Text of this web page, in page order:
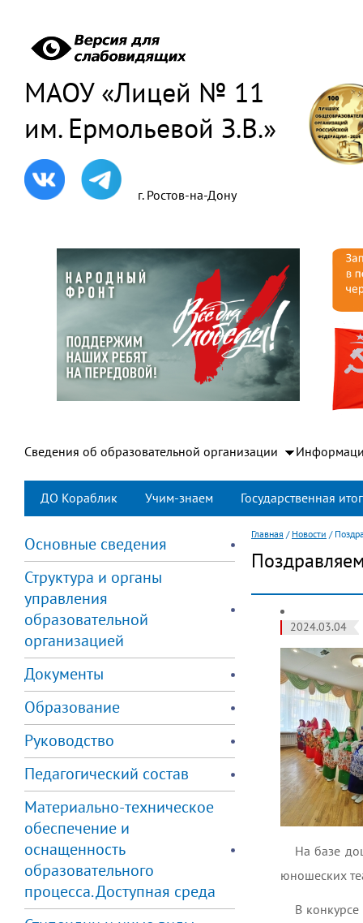
МАОУ «Лицей № 11
им. Ермольевой З.В.»
г. Ростов-на-Дону
Сведения об образовательной организации
ДО Кораблик Учим-знаем Государственная
Основные сведения
Структура и органы
управления
образовательной
организацией
Документы
Образование
Руководство
Педагогический состав
Материально-техническое
обеспечение и
оснащенность
образовательного
процесса. Доступная среда
Главная / Новости /
2024.03.04
На базе
юношеских
В